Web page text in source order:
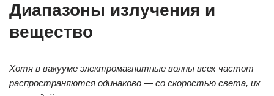
Диапазоны излучения и
вещество
Хотя в вакууме электромагнитные волны всех частот
распространяются одинаково — со скоростью света, их